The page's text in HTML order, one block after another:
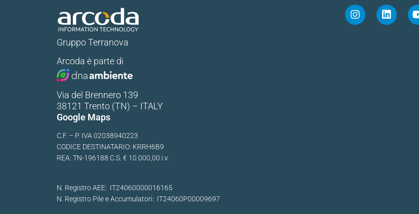
Gruppo Terranova
Via del Brennero 139
38121 Trento (TN) – ITALY
Google Maps
Arcoda è parte di
C.F. – P. IVA 02038940223
CODICE DESTINATARIO: KRRH6B9
REA: TN-196188 C.S. € 10.000,00 i.v.
N. Registro AEE: IT24060000016165
N. Registro Pile e Accumulatori: IT24060P00009697